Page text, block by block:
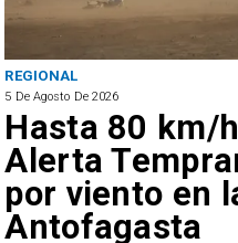
REGIONAL
5 De Agosto De 2026
Hasta 80 km/
Alerta
por viento en
Antofagasta